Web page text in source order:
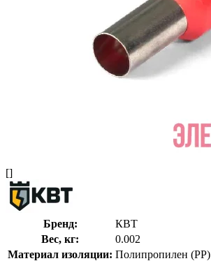
[]
Бренд:
КВТ
Вес, кг:
0.002
Материал изоляции: Полипропилен (PP)